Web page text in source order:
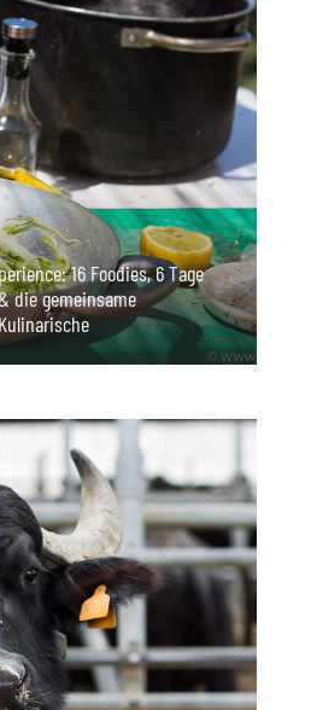
16 Foodies, 6 Tage
die gemeinsame